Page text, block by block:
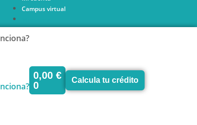
Campus virtual
Campus virtual
0,00 €
0
Calcula tu crédito